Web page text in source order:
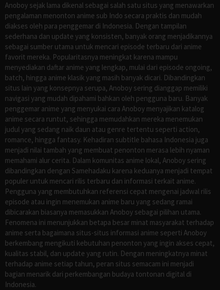
Anoboy sejak lama dikenal sebagai salah satu situs yang menawarkan
pengalaman menonton anime sub Indo secara praktis dan mudah
diakses oleh para penggemar di Indonesia. Dengan tampilan
sederhana dan update yang konsisten, banyak orang menjadikannya
sebagai sumber utama untuk mencari episode terbaru dari anime
favorit mereka. Popularitasnya meningkat karena mampu
menyediakan daftar anime yang lengkap, mulai dari episode ongoing,
batch, hingga anime klasik yang masih banyak dicari. Dibandingkan
situs lain yang konsepnya serupa, Anoboy sering dianggap memiliki
navigasi yang mudah dipahami bahkan oleh pengguna baru. Banyak
penggemar anime yang menyukai cara Anoboy menyajikan katalog
anime secara runtut, sehingga memudahkan mereka menemukan
judul yang sedang naik daun atau genre tertentu seperti action,
romance, hingga fantasy. Kehadiran subtitle bahasa Indonesia juga
menjadi nilai tambah yang membuat penonton merasa lebih nyaman
memahami alur cerita. Dalam komunitas anime lokal, Anoboy sering
dibandingkan dengan Samehadaku karena keduanya menjadi tempat
populer untuk mencari rilis terbaru dan informasi terkait anime.
Pengguna yang membutuhkan referensi cepat mengenai jadwal rilis
episode atau ingin menemukan anime baru yang sedang ramai
dibicarakan biasanya memasukkan Anoboy sebagai pilihan utama.
Fenomena ini menunjukkan betapa besar minat masyarakat terhadap
anime serta bagaimana situs-situs informasi anime seperti Anoboy
berkembang mengikuti kebutuhan penonton yang ingin akses cepat,
kualitas stabil, dan update yang rutin. Dengan meningkatnya minat
terhadap anime setiap tahun, peran situs semacam ini menjadi
bagian menarik dari perkembangan budaya tontonan digital di
Indonesia.